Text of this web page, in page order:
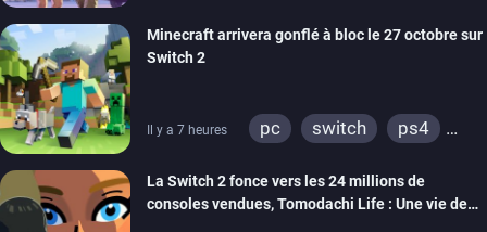
Minecraft arrivera gonflé à bloc le 27 octobre sur
Switch 2
Il y a 7 heures pc switch
ps4
wiiu
3ds
ps3
xbox 360
switch 2
La Switch 2 fonce vers les 24 millions de
consoles vendues, Tomodachi Life : Une vie de